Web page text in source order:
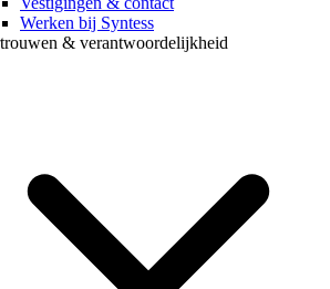
Werken bij Syntess
& verantwoordelijkheid